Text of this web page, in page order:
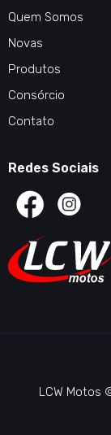
Quem Somos
Novas
Produtos
Consórcio
Contato
Redes Sociais
LCW Motos